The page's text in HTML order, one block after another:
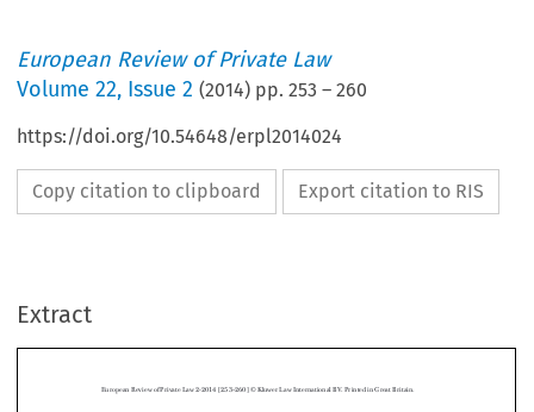
European Review of Private Law
Volume22, Issue 2 (2014) pp.253 –260
https://doi.org/10.54648/erpl2014024
Copy citation to clipboard Export citation to RIS
Extract

L’interdépendance contractuelle dans une opération incluant une
European Review of Private Law 2-2014 [253–260] © Kluwer Law International BV. Printed in Great Britain.